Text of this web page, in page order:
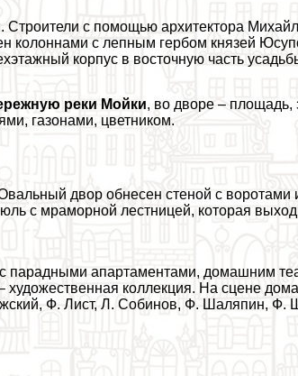
Строители с помощью архитектора
колоннами с лепным гербом князей
корпус в восточную часть
реки Мойки, во дворе – площадь,
газонами, цветником.
двор обнесен стеной с воротами
с мраморной лестницей, которая
парадными апартаментами, домашним
коллекция. На сцене
Ф. Лист, Л. Собинов, Ф. Шаляпин, Ф.